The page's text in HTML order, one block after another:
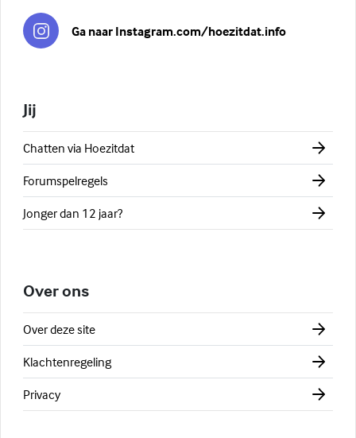
Ga naar Instagram.com/hoezitdat.info
Jij
Chatten via Hoezitdat
Forumspelregels
Jonger dan 12 jaar?
Over ons
Over deze site
Klachtenregeling
Privacy